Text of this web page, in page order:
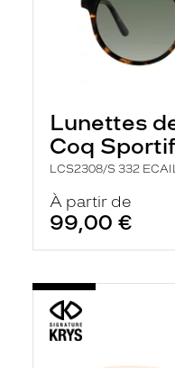
Lunettes
Coq Sportif
LCS2308/S 332
À partir de
99,00 €